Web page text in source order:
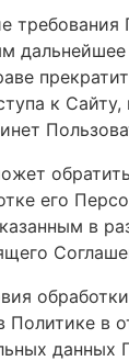
требования
дальнейшее
к Сайту,
его
в
Политике в
данных